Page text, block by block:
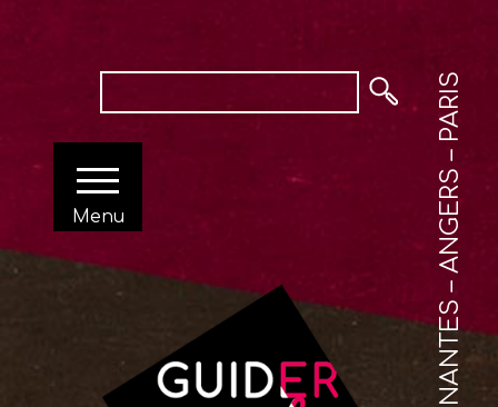
NANTES – ANGERS – PARIS
Menu